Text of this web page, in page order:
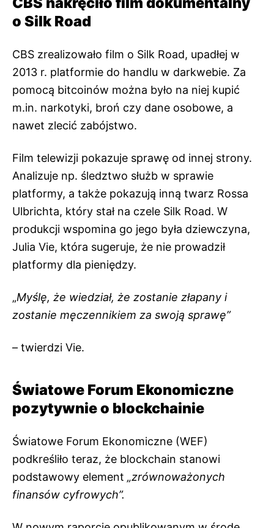
o Silk Road
CBS zrealizowało film o Silk Road, upadłej w
2013 r. platformie do handlu w darkwebie. Za
pomocą bitcoinów można było na niej kupić
m.in. narkotyki, broń czy dane osobowe, a
nawet zlecić zabójstwo.
Film telewizji pokazuje sprawę od innej strony.
Analizuje np. śledztwo służb w sprawie
platformy, a także pokazują inną twarz Rossa
Ulbrichta, który stał na czele Silk Road. W
produkcji wspomina go jego była dziewczyna,
Julia Vie, która sugeruje, że nie prowadził
platformy dla pieniędzy.
„Myślę, że wiedział, że zostanie złapany i
zostanie męczennikiem za swoją sprawę”
– twierdzi Vie.
Światowe Forum Ekonomiczne
pozytywnie o blockchainie
Światowe Forum Ekonomiczne (WEF)
podkreśliło teraz, że ​​blockchain stanowi
podstawowy element „zrównoważonych
finansów cyfrowych”.